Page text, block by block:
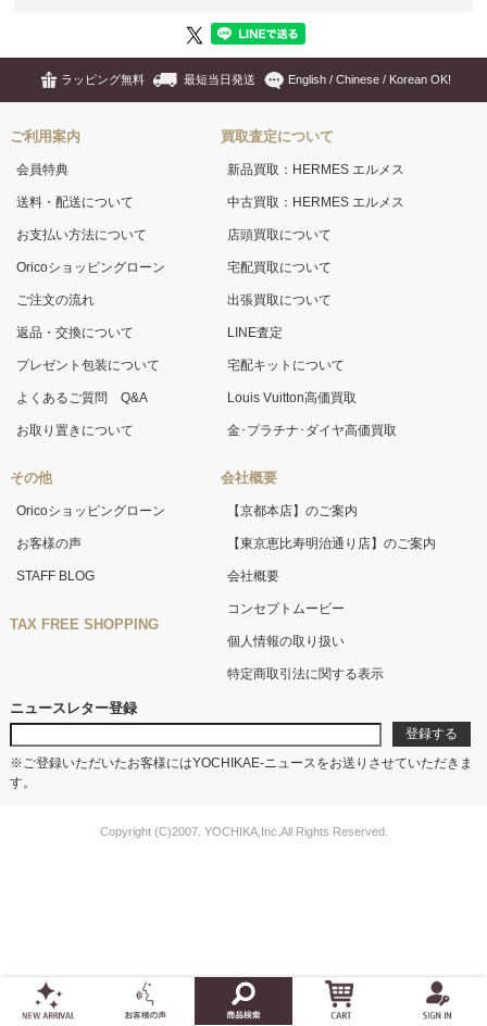
ラッピング無料 最短当日発送 English / Chinese / Korean OK!
ご利用案内
会員特典
送料・配送について
お支払い方法について
Oricoショッピングローン
ご注文の流れ
返品・交換について
プレゼント包装について
よくあるご質問 Q&A
お取り置きについて
その他
Oricoショッピングローン
お客様の声
STAFF BLOG
TAX FREE SHOPPING
買取査定について
新品買取：HERMES エルメス
中古買取：HERMES エルメス
店頭買取について
宅配買取について
出張買取について
LINE査定
宅配キットについて
Louis Vuitton高価買取
金･プラチナ･ダイヤ高価買取
会社概要
【京都本店】のご案内
【東京恵比寿明治通り店】のご案内
会社概要
コンセプトムービー
個人情報の取り扱い
特定商取引法に関する表示
ニュースレター登録
※ご登録いただいたお客様にはYOCHIKAE-ニュースをお送りさせていただきま
す。
Copyright (C)2007. YOCHIKA,Inc.All Rights Reserved.